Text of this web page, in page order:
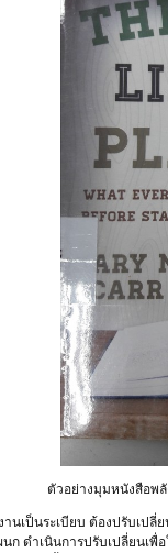
ตัวอย่างมุมหนังสือพ
านเป็นระเบียบ ต้องปรับเ
ก ดำเนินการปรับเปลี่ยนเพื่